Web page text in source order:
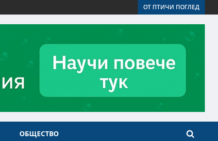
ОТ ПТИЧИ ПОГЛЕД
ОБЩЕСТВО